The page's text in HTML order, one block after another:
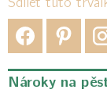
Nároky na